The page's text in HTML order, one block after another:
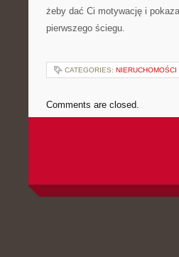
żeby dać Ci motywację i
pierwszego ściegu.
CATEGORIES: NIERUCHOMOŚCI
Comments are closed.